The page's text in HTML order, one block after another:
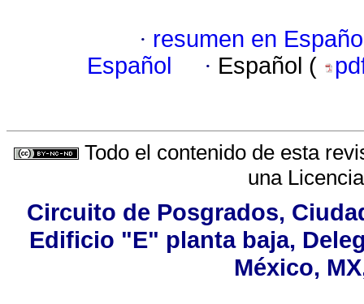
· resumen en
Español
· Español (
Todo el contenido de esta
una
Circuito de Posgrados,
Edificio "E" planta baja,
México,